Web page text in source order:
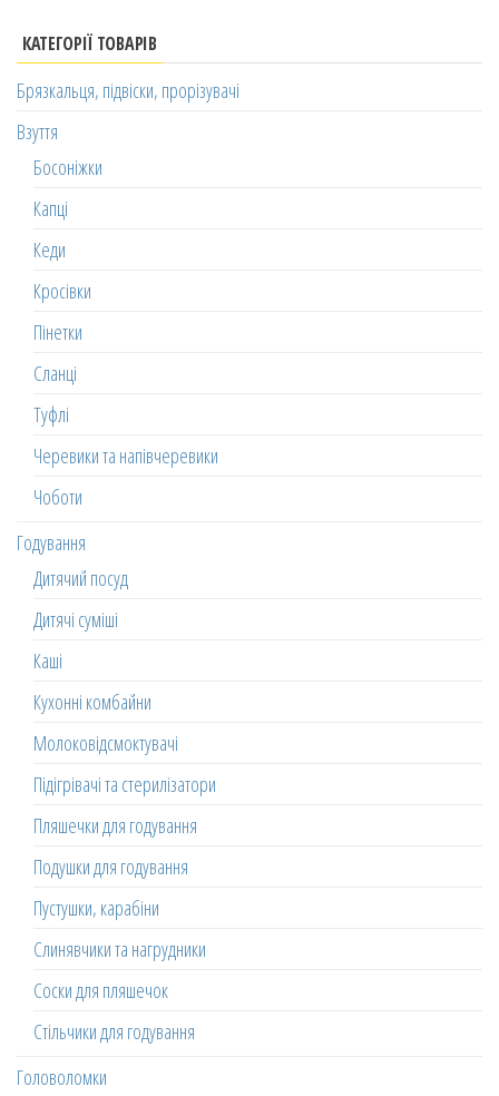
КАТЕГОРІЇ ТОВАРІВ
Брязкальця, підвіски, прорізувачі
Взуття
Босоніжки
Капці
Кеди
Кросівки
Пінетки
Сланці
Туфлі
Черевики та напівчеревики
Чоботи
Годування
Дитячий посуд
Дитячі суміші
Каші
Кухонні комбайни
Молоковідсмоктувачі
Підігрівачі та стерилізатори
Пляшечки для годування
Подушки для годування
Пустушки, карабіни
Слинявчики та нагрудники
Соски для пляшечок
Стільчики для годування
Головоломки